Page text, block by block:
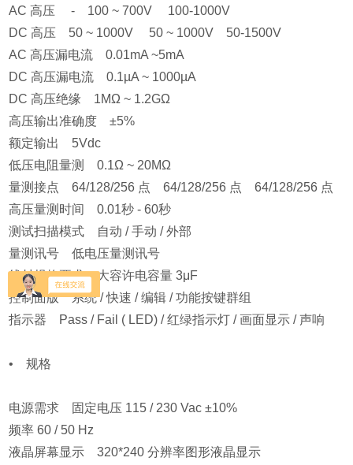
AC 高压 - 100 ~ 700V 100-1000V
DC 高压 50 ~ 1000V 50 ~ 1000V 50-1500V
AC 高压漏电流 0.01mA ~5mA
DC 高压漏电流 0.1µA ~ 1000µA
DC 高压绝缘 1MΩ ~ 1.2GΩ
高压输出准确度 ±5%
额定输出 5Vdc
低压电阻量测 0.1Ω ~ 20MΩ
量测接点 64/128/256 点 64/128/256 点 64/128/256 点
高压量测时间 0.01秒 - 60秒
测试扫描模式 自动 / 手动 / 外部
量测讯号 低电压量测讯号
线材规格要求 大容许电容量 3μF
控制面版 系统 / 快速 / 编辑 / 功能按键群组
指示器 Pass / Fail ( LED) / 红绿指示灯 / 画面显示 / 声响
• 规格
电源需求 固定电压 115 / 230 Vac ±10%
频率 60 / 50 Hz
液晶屏幕显示 320*240 分辨率图形液晶显示